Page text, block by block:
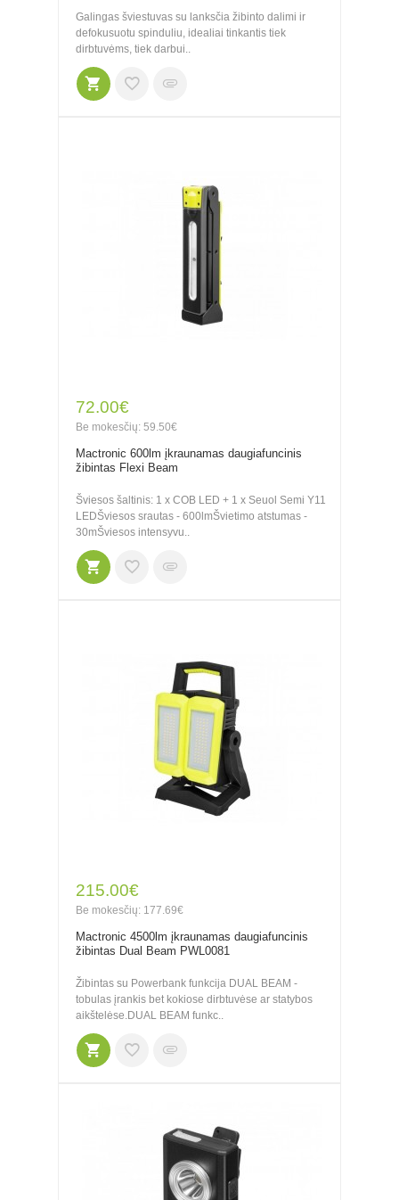
Galingas šviestuvas su lanksčia žibinto dalimi ir
defokusuotu spinduliu, idealiai tinkantis tiek
dirbtuvėms, tiek darbui..
72.00€
Be mokesčių: 59.50€
Mactronic 600lm įkraunamas daugiafuncinis
žibintas Flexi Beam
Šviesos šaltinis: 1 x COB LED + 1 x Seuol Semi Y11
LEDŠviesos srautas - 600lmŠvietimo atstumas -
30mŠviesos intensyvu..
215.00€
Be mokesčių: 177.69€
Mactronic 4500lm įkraunamas daugiafuncinis
žibintas Dual Beam PWL0081
Žibintas su Powerbank funkcija DUAL BEAM -
tobulas įrankis bet kokiose dirbtuvėse ar statybos
aikštelėse.DUAL BEAM funkc..